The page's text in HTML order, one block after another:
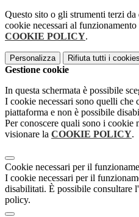
Questo sito o gli strumenti terzi
cookie necessari al
COOKIE POLICY.
Personalizza Rifiuta tutti i cookies
Gestione cookie
In questa schermata è possibile
I cookie necessari sono quelli che
piattaforma e non è possibile
Per conoscere quali sono i cookie
visionare la COOKIE POLICY.
Cookie necessari per il
I cookie necessari per il
disabilitati. È possibile consultare
policy.